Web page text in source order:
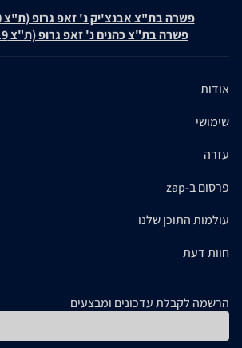
פשרה בת"צ אבנצ'יק נ' זאפ גרופ (ת"צ 23008-08-20)
פשרה בת"צ כהנים נ' זאפ גרופ (ת"צ 60371-12-19)
אודות
שימושי
עזרה
פרסום ב-zap
עולמות התוכן שלנו
חוות דעת
הרשמה לקבלת עדכונים ומבצעים